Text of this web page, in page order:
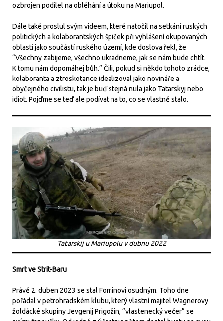
ozbrojen podílel na obléhání a útoku na Mariupol.
Dále také proslul svým videem, které natočil na setkání ruských
politických a kolaborantských špiček při vyhlášení okupovaných
oblastí jako součástí ruského území, kde doslova řekl, že
“Všechny zabijeme, všechno ukradneme, jak se nám bude chtít.
K tomu nám dopomáhej bůh.” Čili, pokud si někdo tohoto zrádce,
kolaboranta a ztroskotance idealizoval jako novináře a
obyčejného civilistu, tak je buď stejná nula jako Tatarskyj nebo
idiot. Pojďme se teď ale podívat na to, co se vlastně stalo.
Tatarskij u Mariupolu v dubnu 2022
Smrt ve Strit-Baru
Právě 2. duben 2023 se stal Fominovi osudným. Toho dne
pořádal v petrohradském klubu, který vlastní majitel Wagnerovy
žoldácké skupiny Jevgenij Prigožin, “vlastenecký večer” se